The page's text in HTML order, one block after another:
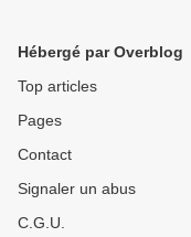
Hébergé par Overblog
Top articles
Pages
Contact
Signaler un abus
C.G.U.